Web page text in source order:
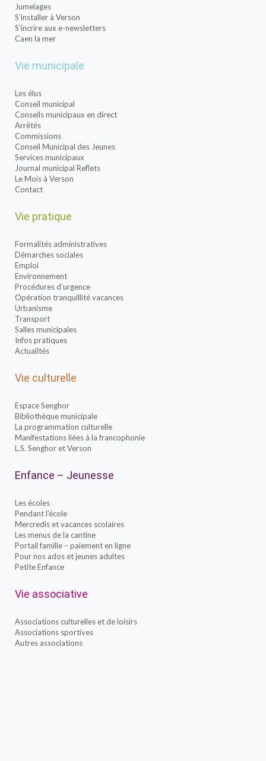
Jumelages
S’installer à Verson
S’incrire aux e-newsletters
Caen la mer
Vie municipale
Les élus
Conseil municipal
Conseils municipaux en direct
Arrêtés
Commissions
Conseil Municipal des Jeunes
Services municipaux
Journal municipal Reflets
Le Mois à Verson
Contact
Vie pratique
Formalités administratives
Démarches sociales
Emploi
Environnement
Procédures d’urgence
Opération tranquillité vacances
Urbanisme
Transport
Salles municipales
Infos pratiques
Actualités
Vie culturelle
Espace Senghor
Bibliothèque municipale
La programmation culturelle
Manifestations liées à la francophonie
L.S. Senghor et Verson
Enfance – Jeunesse
Les écoles
Pendant l’école
Mercredis et vacances scolaires
Les menus de la cantine
Portail famille – paiement en ligne
Pour nos ados et jeunes adultes
Petite Enfance
Vie associative
Associations culturelles et de loisirs
Associations sportives
Autres associations